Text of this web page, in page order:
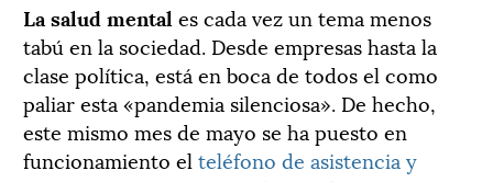
La salud mental es cada vez un tema menos
tabú en la sociedad. Desde empresas hasta la
clase política, está en boca de todos el como
paliar esta «pandemia silenciosa». De hecho,
este mismo mes de mayo se ha puesto en
funcionamiento el teléfono de asistencia y